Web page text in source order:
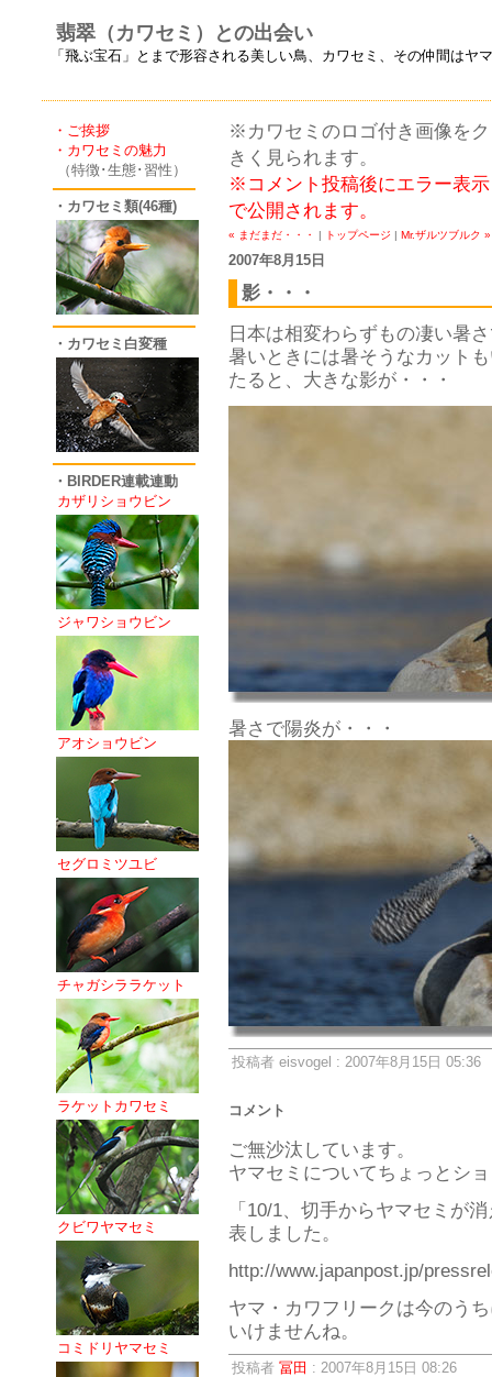
翡翠（カワセミ）との出会い
「飛ぶ宝石」とまで形容される美しい鳥、カワセミ、その仲間は
・ご挨拶
・カワセミの魅力
（特徴･生態･習性）
・カワセミ類(46種)
・カワセミ白変種
・BIRDER連載連動
カザリショウビン
ジャワショウビン
アオショウビン
セグロミツユビ
チャガシララケット
ラケットカワセミ
クビワヤマセミ
コミドリヤマセミ
※カワセミのロゴ付き画像を
きく見られます。
※コメント投稿後にエラー表
で公開されます。
« まだまだ・・・ | トップページ | Mr.ザルツブルク »
2007年8月15日
影・・・
日本は相変わらずもの凄い暑
暑いときには暑そうなカット
たると、大きな影が・・・
暑さで陽炎が・・・
投稿者 eisvogel : 2007年8月15日 05:36
コメント
ご無沙汰しています。
ヤマセミについてちょっとシ
「10/1、切手からヤマセミが
表しました。
http://www.japanpost.jp/
ヤマ・カワフリークは今のう
いけませんね。
投稿者 冨田 : 2007年8月15日 08:26